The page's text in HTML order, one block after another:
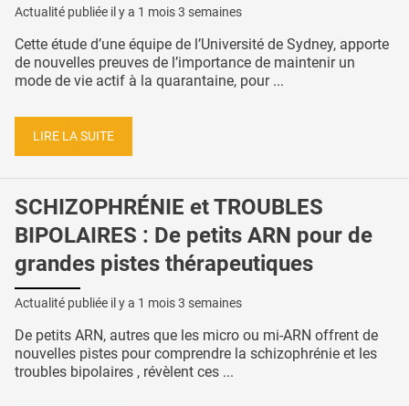
Actualité publiée il y a 1 mois 3 semaines
Cette étude d’une équipe de l’Université de Sydney, apporte
de nouvelles preuves de l’importance de maintenir un
mode de vie actif à la quarantaine, pour ...
LIRE LA SUITE
SCHIZOPHRÉNIE et TROUBLES
BIPOLAIRES : De petits ARN pour de
grandes pistes thérapeutiques
Actualité publiée il y a 1 mois 3 semaines
De petits ARN, autres que les micro ou mi-ARN offrent de
nouvelles pistes pour comprendre la schizophrénie et les
troubles bipolaires , révèlent ces ...